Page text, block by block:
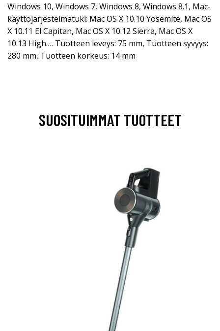
Windows 10, Windows 7, Windows 8, Windows 8.1, Mac-
käyttöjärjestelmätuki: Mac OS X 10.10 Yosemite, Mac OS
X 10.11 El Capitan, Mac OS X 10.12 Sierra, Mac OS X
10.13 High…. Tuotteen leveys: 75 mm, Tuotteen syvyys:
280 mm, Tuotteen korkeus: 14 mm
SUOSITUIMMAT TUOTTEET